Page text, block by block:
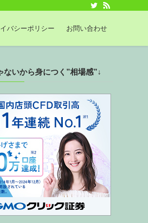
バシーポリシー お問い合わせ
ないから身につく”相場感”↓